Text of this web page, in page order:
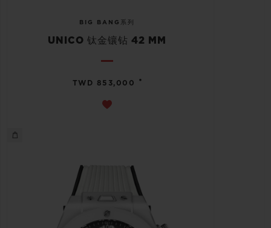
BIG BANG系列
UNICO 钛金镶钻 42 MM
TWD 853,000 •